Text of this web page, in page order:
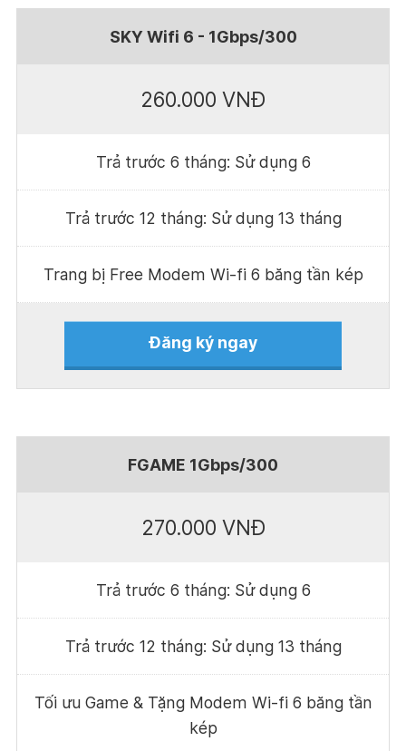
SKY Wifi 6 - 1Gbps/300
260.000 VNĐ
Trả trước 6 tháng: Sử dụng 6
Trả trước 12 tháng: Sử dụng 13 tháng
Trang bị Free Modem Wi-fi 6 băng tần kép
Đăng ký ngay
FGAME 1Gbps/300
270.000 VNĐ
Trả trước 6 tháng: Sử dụng 6
Trả trước 12 tháng: Sử dụng 13 tháng
Tối ưu Game & Tặng Modem Wi-fi 6 băng tần
kép